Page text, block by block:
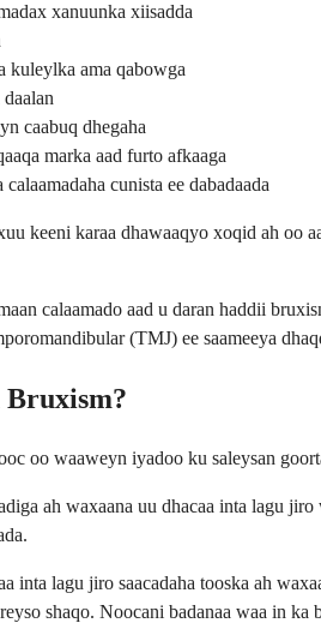
xanuunka xiisadda
kuleylka ama qabowga
caabuq dhegaha
marka aad furto afkaaga
cunista ee dabadaada
keeni karaa dhawaaqyo xoqid ah oo
calaamado aad u daran haddii
(TMJ) ee saameeya
Bruxism?
oo waaweyn iyadoo ku saleysan
ah waxaana uu dhacaa inta lagu
inta lagu jiro saacadaha tooska ah
shaqo. Noocani badanaa waa in